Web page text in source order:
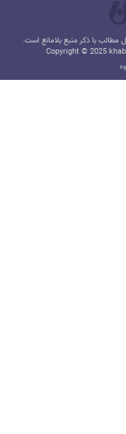
با ذکر منبع بلامانع است.
Copyright © 2025